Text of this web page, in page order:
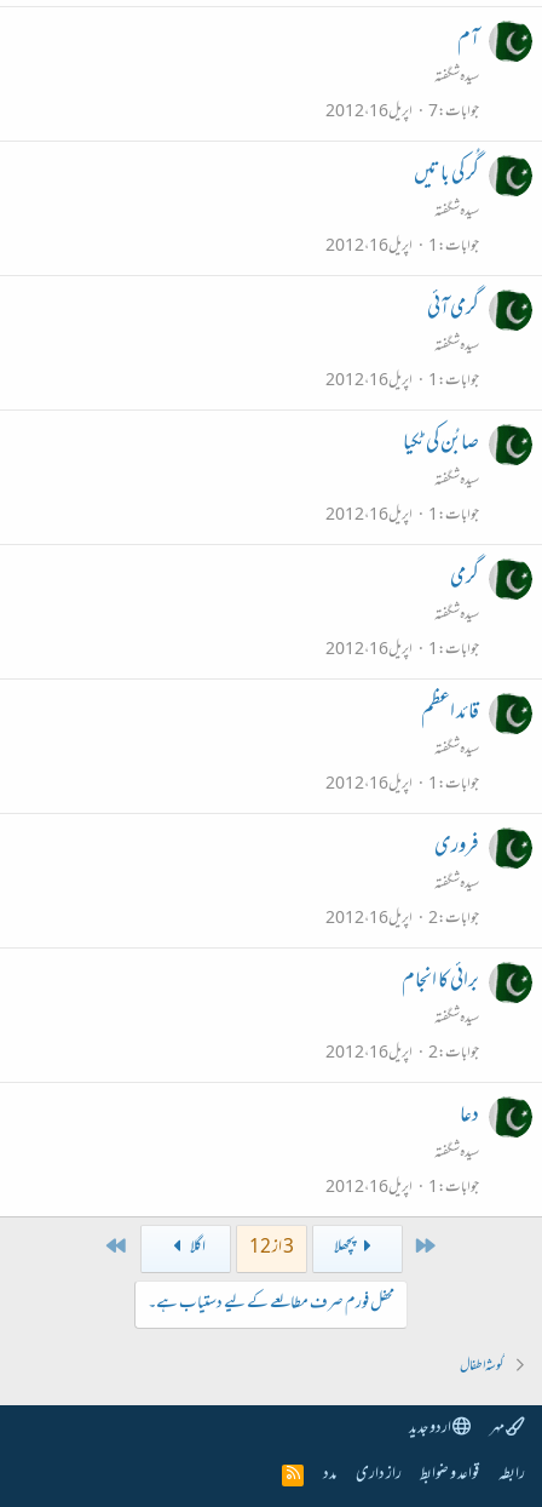
آم
سیدہ شگفتہ
جوابات 7 اپریل 16، 2012
گُر کی باتیں
سیدہ شگفتہ
جوابات 1 اپریل 16، 2012
گرمی آئی
سیدہ شگفتہ
جوابات 1 اپریل 16، 2012
صابُن کی ٹکیا
سیدہ شگفتہ
جوابات 1 اپریل 16، 2012
گرمی
سیدہ شگفتہ
جوابات 1 اپریل 16، 2012
قائد اعظم
سیدہ شگفتہ
جوابات 1 اپریل 16، 2012
فروری
سیدہ شگفتہ
جوابات 2 اپریل 16، 2012
برائی کا انجام
سیدہ شگفتہ
جوابات 2 اپریل 16، 2012
دعا
سیدہ شگفتہ
جوابات 1 اپریل 16، 2012
First پچھلا 3 از 12 اگلا
محفل فورم صرف مطالعے کے لیے دستیاب ہے۔
گوشہ اطفال
مہر
اردو جدید
رابطہ قواعد و ضوابط راز داری مدد
R
S